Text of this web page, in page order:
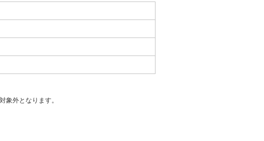
いものとします。
をせず、もしくは当社が求めたにもかか
められるとき。
とき。
に属している者であると認められると
理的範囲を超える負担を要求し、又は暴
とき。
きるものとします。
象外となります。